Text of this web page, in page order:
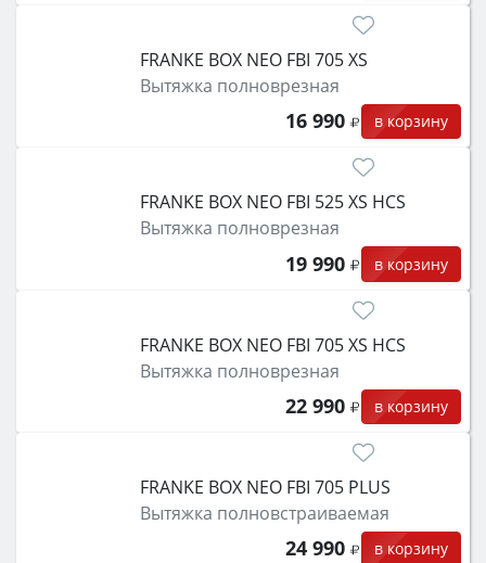
FRANKE BOX NEO FBI 705 XS
Вытяжка полноврезная
16 990 в корзину
FRANKE BOX NEO FBI 525 XS HCS
Вытяжка полноврезная
19 990 в корзину
FRANKE BOX NEO FBI 705 XS HCS
Вытяжка полноврезная
22 990 в корзину
FRANKE BOX NEO FBI 705 PLUS
Вытяжка полновстраиваемая
24 990 в корзину